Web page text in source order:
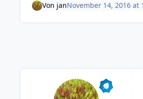
Von janNovember 14, 2016 at